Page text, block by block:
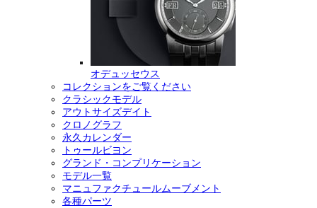
オデュッセウス
コレクションをご覧ください
クラシックモデル
アウトサイズデイト
クロノグラフ
永久カレンダー
トゥールビヨン
グランド・コンプリケーション
モデル一覧
マニュファクチュールムーブメント
各種パーツ